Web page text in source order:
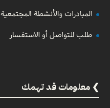
المبادرات والأنشطة المجتمعية
طلب للتواصل أو الاستفسار
معلومات قد تهمك